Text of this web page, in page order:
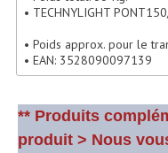
Lecteurs
• TECHNYLIGHT
• Poids approx. pour le
• EAN: 3528090097139
** Produits
produit > Nous